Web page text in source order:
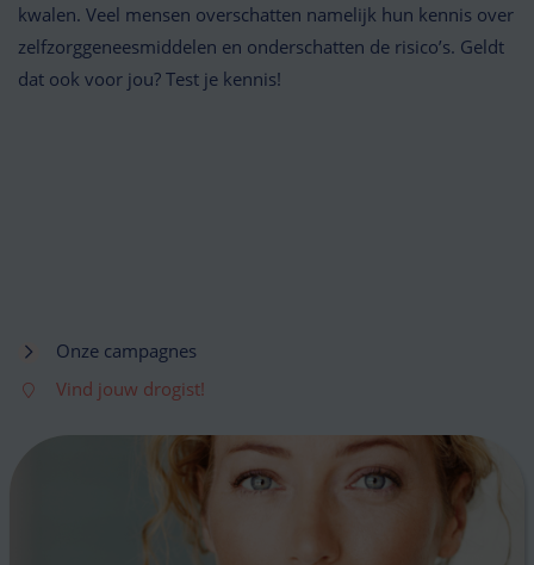
kwalen. Veel mensen overschatten namelijk hun kennis over
zelfzorggeneesmiddelen en onderschatten de risico’s. Geldt
dat ook voor jou? Test je kennis!
Onze campagnes
Vind jouw drogist!